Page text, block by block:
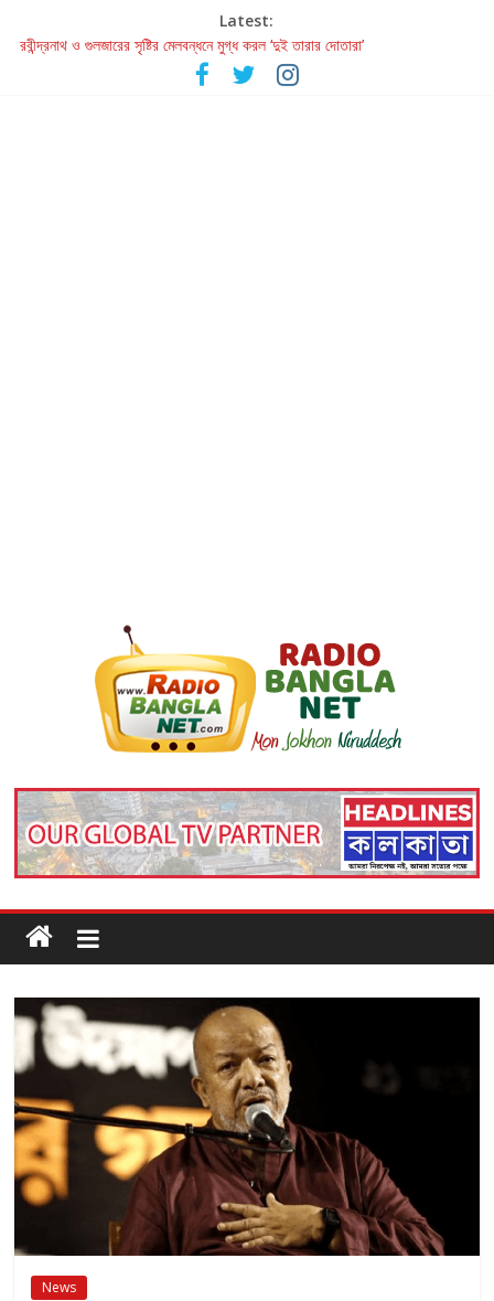
Latest:
রবীন্দ্রনাথ ও গুলজারের সৃষ্টির মেলবন্ধনে মুগ্ধ করল ‘দুই তারার দোতারা’
কলের গান থেকে রীলস্ — বাঙালির গান শোনার বিবর্তনের গল্প
জগন্নাথমঙ্গলম্ — বাংলায় প্রথমবার মঞ্চে এবার রথযাত্রার উদযাপন
News